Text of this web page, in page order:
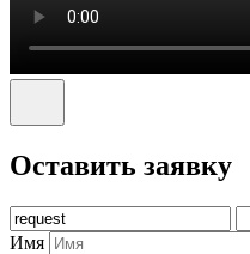
Оставить заявку
Имя